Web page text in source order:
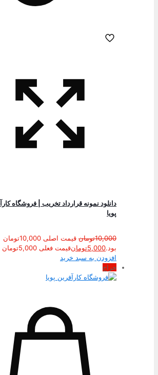
دانلود نمونه قرارداد تخریب | فروشگاه
پویا
10,000تومان
قیمت اصلی 10,000تومان
بود.5,000تومانقیمت فعلی 5,000تومان است.
افزودن به سبد خرید
حراج